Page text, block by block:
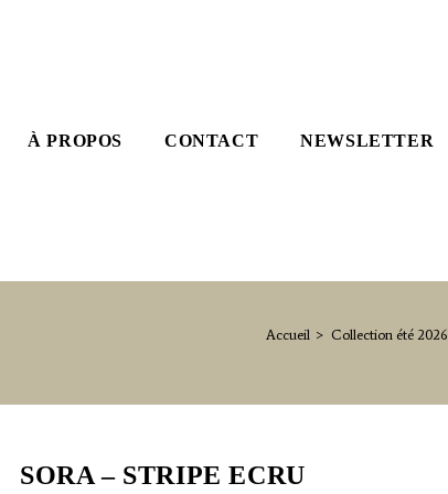
À PROPOS CONTACT NEWSLETTER
Accueil > Collection été 2026
SORA – STRIPE ECRU